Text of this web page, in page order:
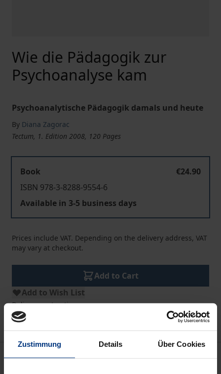
Zustimmung Details Über Cookies
Wie die Pädagogik zur
Psychoanalyse kam
Psychoanalytische Pädagogik damals und heute
By Diana Zagorac
Tectum, 1. Edition 2008, 120 Pages
Book
€24.90
ISBN 978-3-8288-9554-6
Available in 3-5 business days
Prices include VAT. Depending on the delivery address, VAT
may vary at checkout.
Add to Cart
Add to Wish List
Delivery cost notice
Description